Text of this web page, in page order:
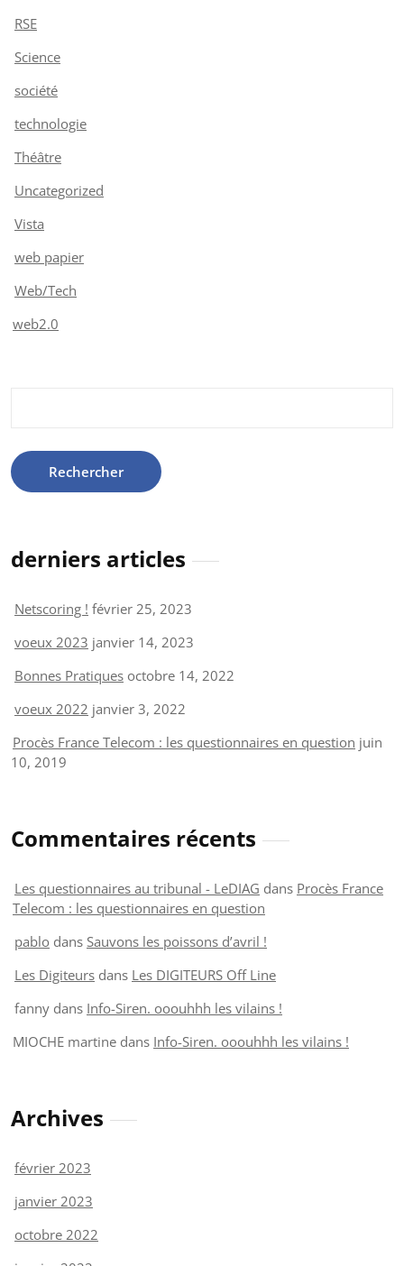
RSE
Science
société
technologie
Théâtre
Uncategorized
Vista
web papier
Web/Tech
web2.0
derniers articles
Netscoring ! février 25, 2023
voeux 2023 janvier 14, 2023
Bonnes Pratiques octobre 14, 2022
voeux 2022 janvier 3, 2022
Procès France Telecom : les questionnaires en question juin
10, 2019
Commentaires récents
Les questionnaires au tribunal - LeDIAG dans Procès France
Telecom : les questionnaires en question
pablo dans Sauvons les poissons d’avril !
Les Digiteurs dans Les DIGITEURS Off Line
fanny dans Info-Siren. ooouhhh les vilains !
MIOCHE martine dans Info-Siren. ooouhhh les vilains !
Archives
février 2023
janvier 2023
octobre 2022